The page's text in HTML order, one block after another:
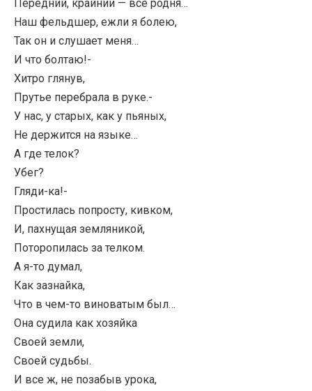
Передний, крайний — все родня…
Наш фельдшер, ежли я болею,
Так он и слушает меня…
И что болтаю!-
Хитро глянув,
Прутье перебрала в руке.-
У нас, у старых, как у пьяных,
Не держится на языке…
А где телок?
Убег?
Гляди-ка!-
Простилась попросту, кивком,
И, пахнущая земляникой,
Поторопилась за телком.
А я-то думал,
Как зазнайка,
Что в чем-то виноватым был…
Она судила как хозяйка
Своей земли,
Своей судьбы.
И все ж, не позабыв урока,